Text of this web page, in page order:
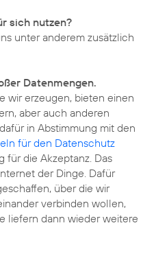
sich nutzen?
unter anderem zusätzlich
Datenmengen.
wir erzeugen, bieten einen
aber auch anderen
in Abstimmung mit den
für den Datenschutz
für die Akzeptanz. Das
der Dinge. Dafür
über die wir
verbinden wollen,
liefern dann wieder weitere